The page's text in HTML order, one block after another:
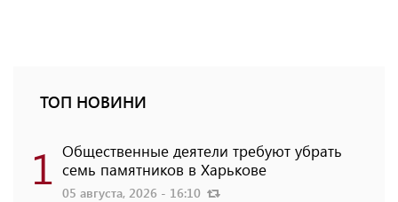
ТОП НОВИНИ
1 Общественные деятели требуют убрать
семь памятников в Харькове
05 августа, 2026 - 16:10